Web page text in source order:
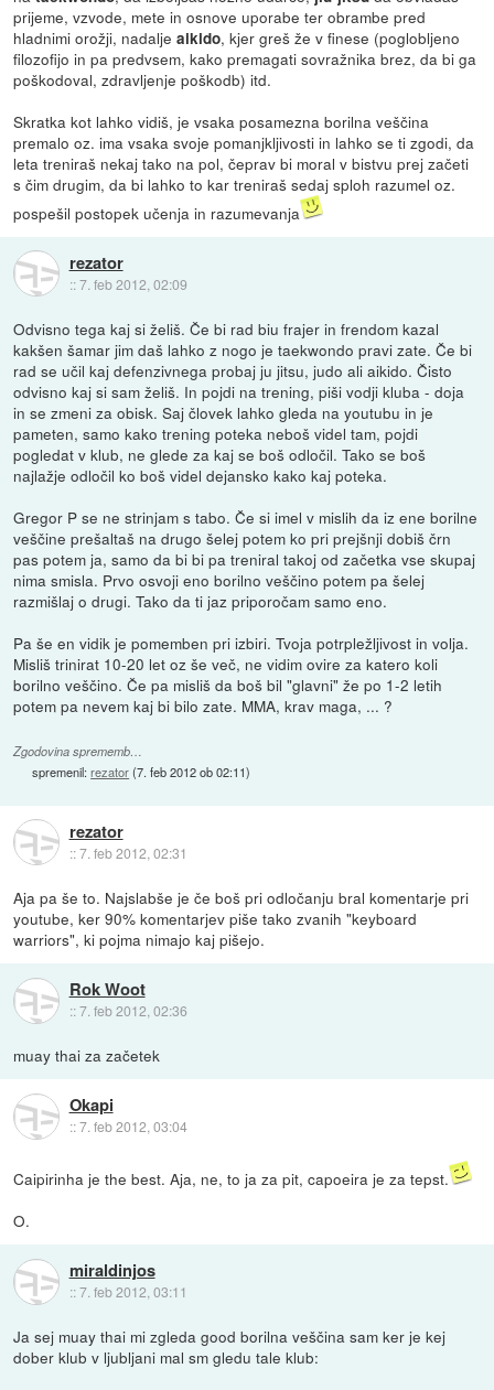
prijeme, vzvode, mete in osnove uporabe ter obrambe pred
hladnimi orožji, nadaljeaikido, kjer greš že v finese (poglobljeno
filozofijo in pa predvsem, kako premagati sovražnika brez, da bi ga
poškodoval, zdravljenje poškodb) itd.
Skratka kot lahko vidiš, je vsaka posamezna borilna veščina
premalo oz. ima vsaka svoje pomanjkljivosti in lahko se ti zgodi, da
leta treniraš nekaj tako na pol, čeprav bi moral v bistvu prej začeti
s čim drugim, da bi lahko to kar treniraš sedaj sploh razumel oz.
pospešil postopek učenja in razumevanja
rezator
::7. feb 2012, 02:09
Odvisno tega kaj si želiš. Če bi rad biu frajer in frendom kazal
kakšen šamar jim daš lahko z nogo je taekwondo pravi zate. Če bi
rad se učil kaj defenzivnega probaj ju jitsu, judo ali aikido. Čisto
odvisno kaj si sam želiš. In pojdi na trening, piši vodji kluba - doja
in se zmeni za obisk. Saj človek lahko gleda na youtubu in je
pameten, samo kako trening poteka neboš videl tam, pojdi
pogledat v klub, ne glede za kaj se boš odločil. Tako se boš
najlažje odločil ko boš videl dejansko kako kaj poteka.
Gregor P se ne strinjam s tabo. Če si imel v mislih da iz ene borilne
veščine prešaltaš na drugo šelej potem ko pri prejšnji dobiš črn
pas potem ja, samo da bi bi pa treniral takoj od začetka vse skupaj
nima smisla. Prvo osvoji eno borilno veščino potem pa šelej
razmišlaj o drugi. Tako da ti jaz priporočam samo eno.
Pa še en vidik je pomemben pri izbiri. Tvoja potrpležljivost in volja.
Misliš trinirat 10-20 let oz še več, ne vidim ovire za katero koli
borilno veščino. Če pa misliš da boš bil "glavni" že po 1-2 letih
potem pa nevem kaj bi bilo zate. MMA, krav maga, ... ?
Zgodovina sprememb…
spremenil:rezator(7. feb 2012 ob 02:11)
rezator
::7. feb 2012, 02:31
Aja pa še to. Najslabše je če boš pri odločanju bral komentarje pri
youtube, ker 90% komentarjev piše tako zvanih "keyboard
warriors", ki pojma nimajo kaj pišejo.
Rok Woot
::7. feb 2012, 02:36
muay thai za začetek
Okapi
::7. feb 2012, 03:04
Caipirinha je the best. Aja, ne, to ja za pit, capoeira je za tepst.
O.
miraldinjos
::7. feb 2012, 03:11
Ja sej muay thai mi zgleda good borilna veščina sam ker je kej
dober klub v ljubljani mal sm gledu tale klub: